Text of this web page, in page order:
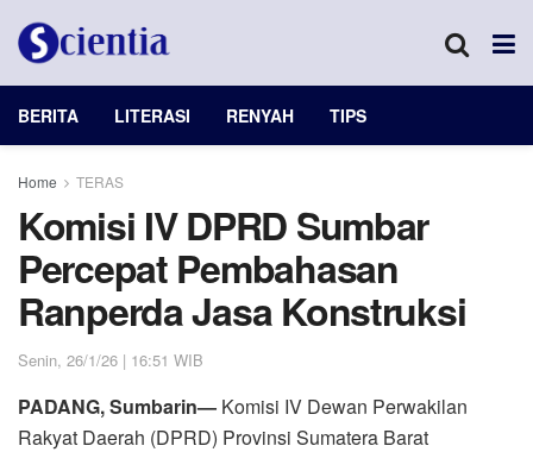
BERITA LITERASI RENYAH TIPS
Home TERAS
Komisi IV DPRD Sumbar
Percepat Pembahasan
Ranperda Jasa Konstruksi
Senin, 26/1/26 | 16:51 WIB
PADANG, Sumbarin— Komisi IV Dewan Perwakilan
Rakyat Daerah (DPRD) Provinsi Sumatera Barat